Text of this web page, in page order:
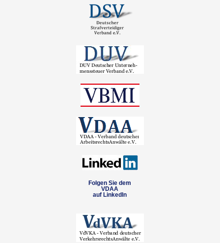
Folgen Sie dem
VDAA
auf LinkedIn